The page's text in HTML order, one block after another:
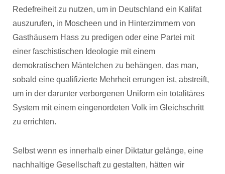
Redefreiheit zu nutzen, um in Deutschland ein Kalifat
auszurufen, in Moscheen und in Hinterzimmern von
Gasthäusern Hass zu predigen oder eine Partei mit
einer faschistischen Ideologie mit einem
demokratischen Mäntelchen zu behängen, das man,
sobald eine qualifizierte Mehrheit errungen ist, abstreift,
um in der darunter verborgenen Uniform ein totalitäres
System mit einem eingenordeten Volk im Gleichschritt
zu errichten.
Selbst wenn es innerhalb einer Diktatur gelänge, eine
nachhaltige Gesellschaft zu gestalten, hätten wir